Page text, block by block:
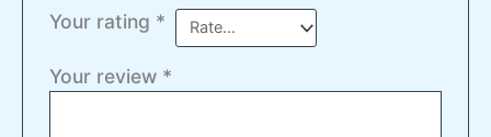
Your rating *
Your review *